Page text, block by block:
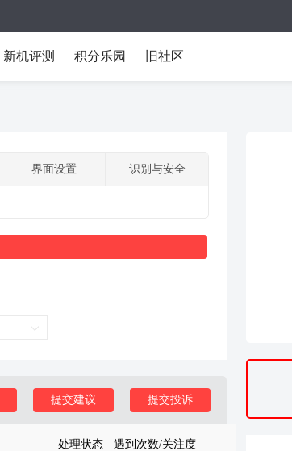
新机评测 积分乐园 旧社区
界面设置 识别与安全
提交投诉
提交建议
处理状态 遇到次数/关注度